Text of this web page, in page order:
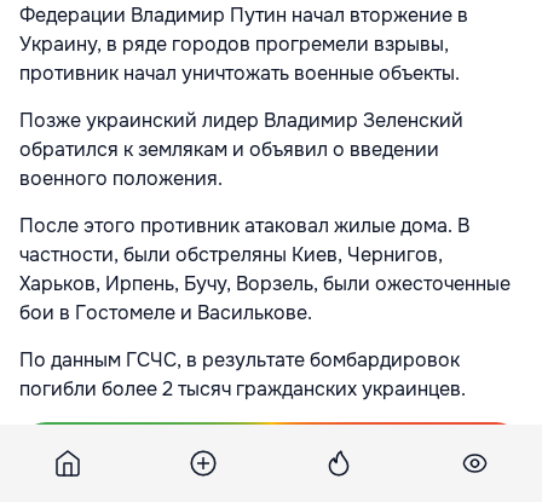
Федерации Владимир Путин начал вторжение в
Украину, в ряде городов прогремели взрывы,
противник начал уничтожать военные объекты.
Позже украинский лидер Владимир Зеленский
обратился к землякам и объявил о введении
военного положения.
После этого противник атаковал жилые дома. В
частности, были обстреляны Киев, Чернигов,
Харьков, Ирпень, Бучу, Ворзель, были ожесточенные
бои в Гостомеле и Василькове.
По данным ГСЧС, в результате бомбардировок
погибли более 2 тысяч гражданских украинцев.
Подпишитесь на новости Point.md в Google